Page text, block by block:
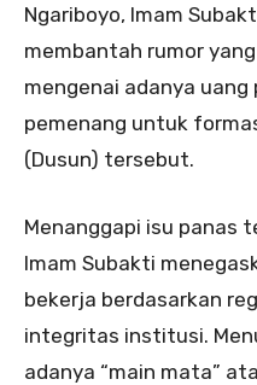
Ngariboyo, Imam
membantah rumor
mengenai adanya
pemenang untuk
(Dusun) tersebut.
Menanggapi isu panas
Imam Subakti
bekerja berdasarkan
integritas institusi.
adanya “main mata”